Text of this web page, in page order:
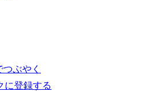
ぶやく
に登録する